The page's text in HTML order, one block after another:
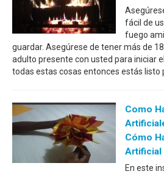
fácil de
fuego
guardar. Asegúrese de tener más de
adulto presente con usted para iniciar
todas estas cosas entonces estás listo
Como
Cómo
Artificial
En este